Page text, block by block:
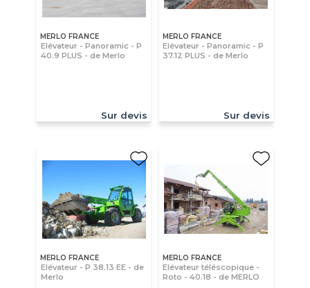
MERLO FRANCE
Elévateur - Panoramic - P
40.9 PLUS - de Merlo
Sur devis
MERLO FRANCE
Elévateur - Panoramic - P
37.12 PLUS - de Merlo
Sur devis
MERLO FRANCE
Elévateur - P 38.13 EE - de
Merlo
MERLO FRANCE
Elévateur téléscopique -
Roto - 40.18 - de MERLO